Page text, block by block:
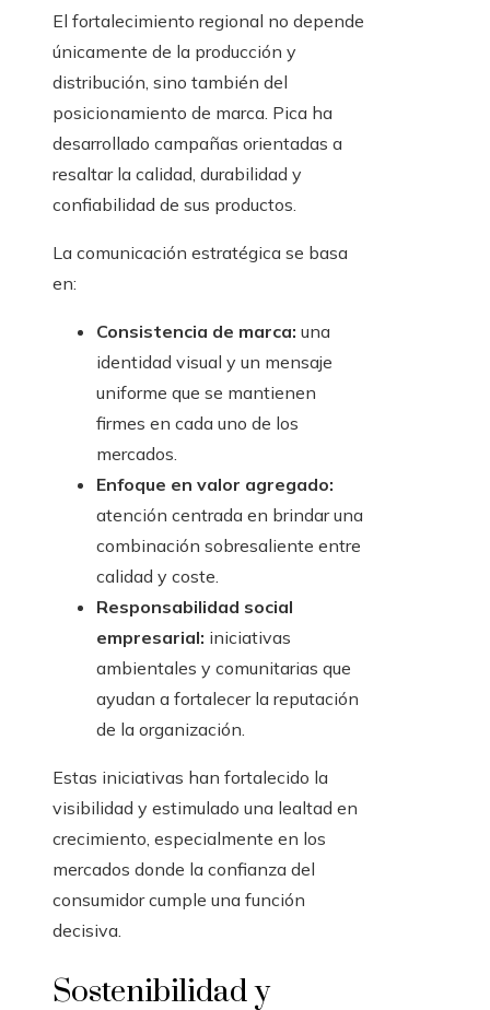
El fortalecimiento regional no depende
únicamente de la producción y
distribución, sino también del
posicionamiento de marca. Pica ha
desarrollado campañas orientadas a
resaltar la calidad, durabilidad y
confiabilidad de sus productos.
La comunicación estratégica se basa
en:
Consistencia de marca: una
identidad visual y un mensaje
uniforme que se mantienen
firmes en cada uno de los
mercados.
Enfoque en valor agregado:
atención centrada en brindar una
combinación sobresaliente entre
calidad y coste.
Responsabilidad social
empresarial: iniciativas
ambientales y comunitarias que
ayudan a fortalecer la reputación
de la organización.
Estas iniciativas han fortalecido la
visibilidad y estimulado una lealtad en
crecimiento, especialmente en los
mercados donde la confianza del
consumidor cumple una función
decisiva.
Sostenibilidad y